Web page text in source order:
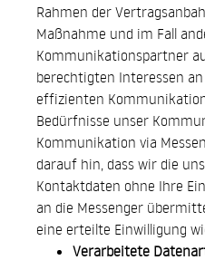
Rahmen der
Maßnahme und im Fall
Kommunikationspartner
berechtigten Interessen
effizienten
Bedürfnisse unser
Kommunikation via
darauf hin, dass wir die
Kontaktdaten ohne Ihre
an die Messenger
eine erteilte Einwilligung
Verarbeitete